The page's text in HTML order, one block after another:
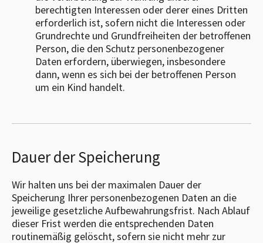
berechtigten Interessen oder derer eines Dritten
erforderlich ist, sofern nicht die Interessen oder
Grundrechte und Grundfreiheiten der betroffenen
Person, die den Schutz personenbezogener
Daten erfordern, überwiegen, insbesondere
dann, wenn es sich bei der betroffenen Person
um ein Kind handelt.
Dauer der Speicherung
Wir halten uns bei der maximalen Dauer der
Speicherung Ihrer personenbezogenen Daten an die
jeweilige gesetzliche Aufbewahrungsfrist. Nach Ablauf
dieser Frist werden die entsprechenden Daten
routinemäßig gelöscht, sofern sie nicht mehr zur